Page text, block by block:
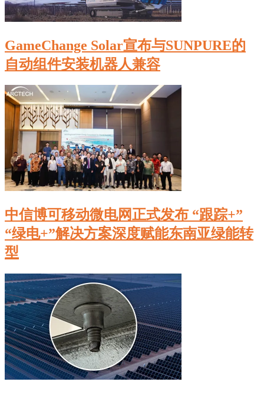
GameChange Solar宣布与SUNPURE的
自动组件安装机器人兼容
中信博可移动微电网正式发布 “跟踪+”
“绿电+”解决方案深度赋能东南亚绿能转
型